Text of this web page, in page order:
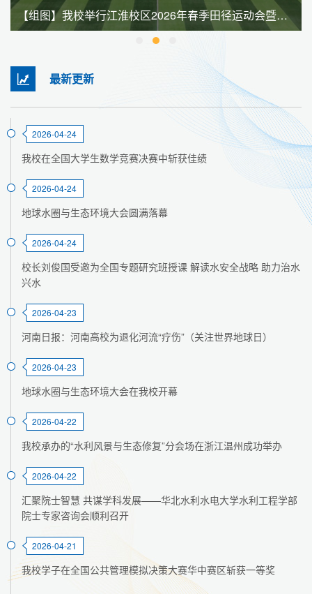
【组图】我校举行江淮校区2026年春季田径运动会暨全民健身大会
最新更新
2026-04-24
我校在全国大学生数学竞赛决赛中斩获佳绩
2026-04-24
地球水圈与生态环境大会圆满落幕
2026-04-24
校长刘俊国受邀为全国专题研究班授课 解读水安全战略 助力治水
兴水
2026-04-23
河南日报：河南高校为退化河流“疗伤”（关注世界地球日）
2026-04-23
地球水圈与生态环境大会在我校开幕
2026-04-22
我校承办的“水利风景与生态修复”分会场在浙江温州成功举办
2026-04-22
汇聚院士智慧 共谋学科发展——华北水利水电大学水利工程学部
院士专家咨询会顺利召开
2026-04-21
我校学子在全国公共管理模拟决策大赛华中赛区斩获一等奖